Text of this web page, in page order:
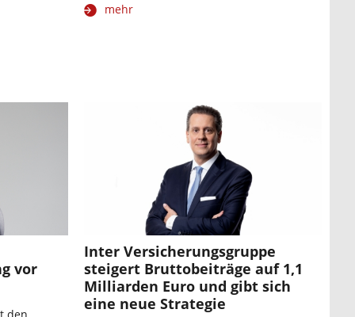
mehr
vor
Inter Versicherungsgruppe
steigert Bruttobeiträge auf 1,1
Milliarden Euro und gibt sich
eine neue Strategie